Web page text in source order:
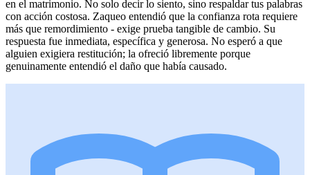
en el matrimonio. No solo decir lo siento, sino respaldar tus palabras
con acción costosa. Zaqueo entendió que la confianza rota requiere
más que remordimiento - exige prueba tangible de cambio. Su
respuesta fue inmediata, específica y generosa. No esperó a que
alguien exigiera restitución; la ofreció libremente porque
genuinamente entendió el daño que había causado.